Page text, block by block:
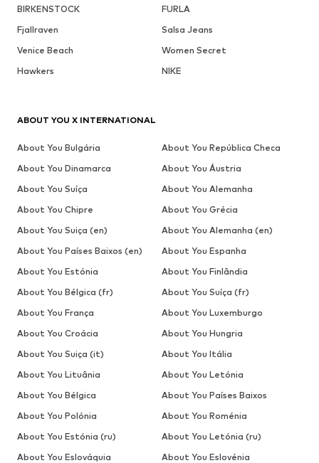
BIRKENSTOCK
FURLA
Fjallraven
Salsa Jeans
Venice Beach
Women Secret
Hawkers
NIKE
ABOUT YOU X INTERNATIONAL
About You Bulgária
About You República Checa
About You Dinamarca
About You Áustria
About You Suíça
About You Alemanha
About You Chipre
About You Grécia
About You Suiça (en)
About You Alemanha (en)
About You Países Baixos (en)
About You Espanha
About You Estónia
About You Finlândia
About You Bélgica (fr)
About You Suíça (fr)
About You França
About You Luxemburgo
About You Croácia
About You Hungria
About You Suiça (it)
About You Itália
About You Lituânia
About You Letónia
About You Bélgica
About You Países Baixos
About You Polónia
About You Roménia
About You Estónia (ru)
About You Letónia (ru)
About You Eslováquia
About You Eslovénia